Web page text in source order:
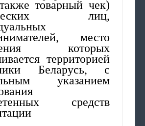
товарный чек)
лиц,
место
которых
территорией
Беларусь, с
указанием
средств